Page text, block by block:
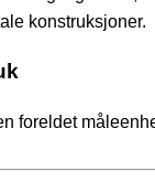
konstruksjoner.
foreldet